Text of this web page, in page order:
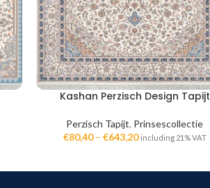
Kashan Perzisch Design Tapijt
Perzisch Tapijt, Prinsescollectie
€80,40– €643,20 including 21% VAT